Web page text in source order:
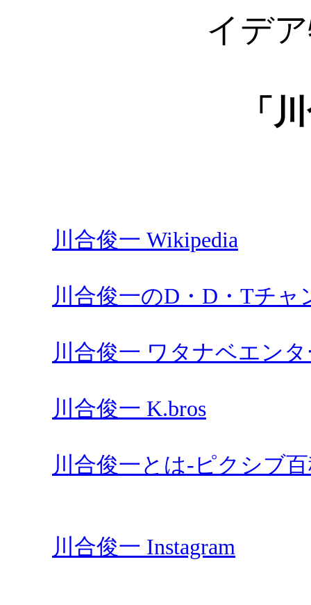
イデ
「
川合俊一 Wikipedia
川合俊一のD・D・Tチャ
川合俊一 ワタナベエン
川合俊一 K.bros
川合俊一とは-ピクシブ
川合俊一 Instagram